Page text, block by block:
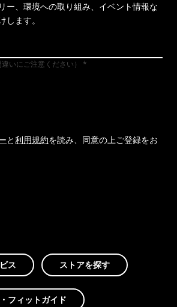
ー、環境への取り組み、イベント情報な
します。
いにご注意ください）
と利用規約を読み、同意の上ご登録をお
ス ストアを探す
フィットガイド